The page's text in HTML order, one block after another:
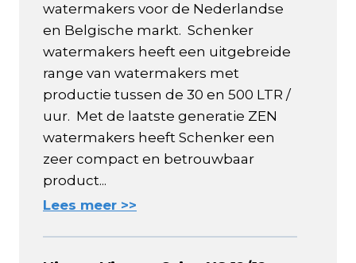
watermakers voor de Nederlandse
en Belgische markt. Schenker
watermakers heeft een uitgebreide
range van watermakers met
productie tussen de 30 en 500 LTR /
uur. Met de laatste generatie ZEN
watermakers heeft Schenker een
zeer compact en betrouwbaar
product...
Lees meer >>